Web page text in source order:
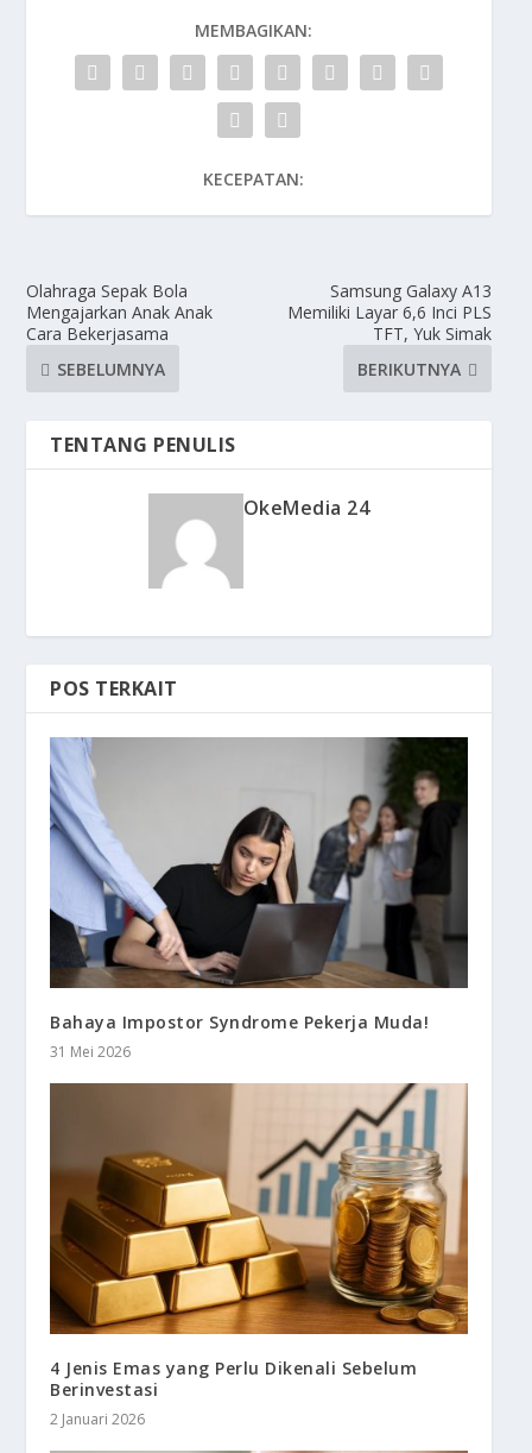
MEMBAGIKAN:
KECEPATAN:
Olahraga Sepak Bola
Mengajarkan Anak Anak
Cara Bekerjasama
SEBELUMNYA
Samsung Galaxy A13
Memiliki Layar 6,6 Inci PLS
TFT, Yuk Simak
BERIKUTNYA
TENTANG PENULIS
OkeMedia 24
POS TERKAIT
Bahaya Impostor Syndrome Pekerja Muda!
31 Mei 2026
4 Jenis Emas yang Perlu Dikenali Sebelum
Berinvestasi
2 Januari 2026